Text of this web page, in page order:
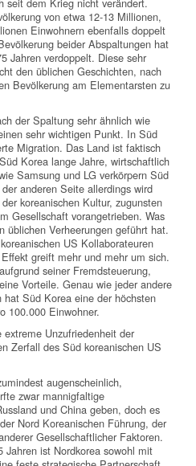
von etwa 12-13 Millionen,
Einwohnern ebenfalls doppelt
beider Abspaltungen hat
Jahren verdoppelt. Diese sehr
den üblichen Geschichten, nach
Bevölkerung am Elementarsten zu
der Spaltung sehr ähnlich wie
sehr wichtigen Punkt. In Süd
Migration. Das Land ist faktisch
Korea lange Jahre, wirtschaftlich
Samsung und LG verkörpern Süd
anderen Seite allerdings wird
koreanischen Kultur, zugunsten
Gesellschaft vorangetrieben. Was
üblichen Verheerungen geführt hat.
US Kollaborateuren
greift mehr und mehr um sich.
seiner Fremdsteuerung,
Vorteile. Genau wie jeder andere
Süd Korea eine der höchsten
100.000 Einwohner.
Unzufriedenheit der
Zerfall des Süd koreanischen US
augenscheinlich,
zwar mannigfaltige
und China geben, doch es
Nord Koreanischen Führung, der
Gesellschaftlicher Faktoren.
ist Nordkorea sowohl mit